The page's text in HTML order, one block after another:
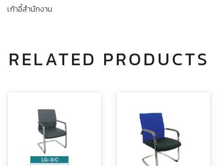
เก้าอี้สำนักงาน
RELATED PRODUCTS